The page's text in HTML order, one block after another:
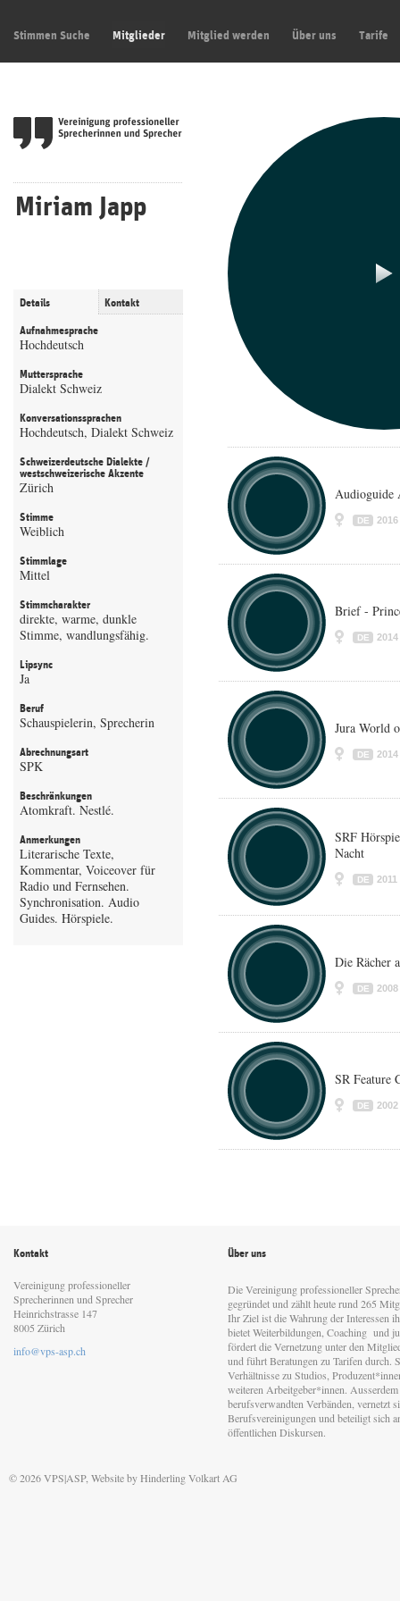
Stimmen Suche Mitglieder Mitglied werden Über uns Tarife
Miriam Japp
Details Kontakt
Aufnahmesprache
Hochdeutsch
Muttersprache
Dialekt Schweiz
Konversationssprachen
Hochdeutsch, Dialekt Schweiz
Schweizerdeutsche Dialekte /
westschweizerische Akzente
Zürich
Stimme
Weiblich
Stimmlage
Mittel
Stimmcharakter
direkte, warme, dunkle
Stimme, wandlungsfähig.
Lipsync
Ja
Beruf
Schauspielerin, Sprecherin
Abrechnungsart
SPK
Beschränkungen
Atomkraft. Nestlé.
Anmerkungen
Literarische Texte,
Kommentar, Voiceover für
Radio und Fernsehen.
Synchronisation. Audio
Guides. Hörspiele.
Audioguide
DE 2016
Brief -
DE 2014
Jura World
DE 2014
SRF
Nacht
DE 2011
Die Rächer
DE 2008
SR Feature
DE 2002
Kontakt
Vereinigung professioneller
Sprecherinnen und Sprecher
Heinrichstrasse 147
8005 Zürich
info@vps-asp.ch
Über uns
Die Vereinigung professioneller
gegründet und zählt heute rund 265
Ihr Ziel ist die Wahrung der Interessen
bietet Weiterbildungen, Coaching und
fördert die Vernetzung unter den
und führt Beratungen zu Tarifen durch.
Verhältnisse zu Studios,
weiteren Arbeitgeber*innen.
berufsverwandten Verbänden, vernetzt
Berufsvereinigungen und beteiligt sich
öffentlichen Diskursen.
© 2026 VPS|ASP, Website byHinderling Volkart AG